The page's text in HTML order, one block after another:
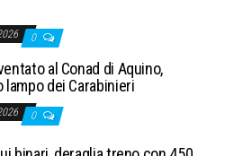
0
al Conad di Aquino,
dei Carabinieri
0